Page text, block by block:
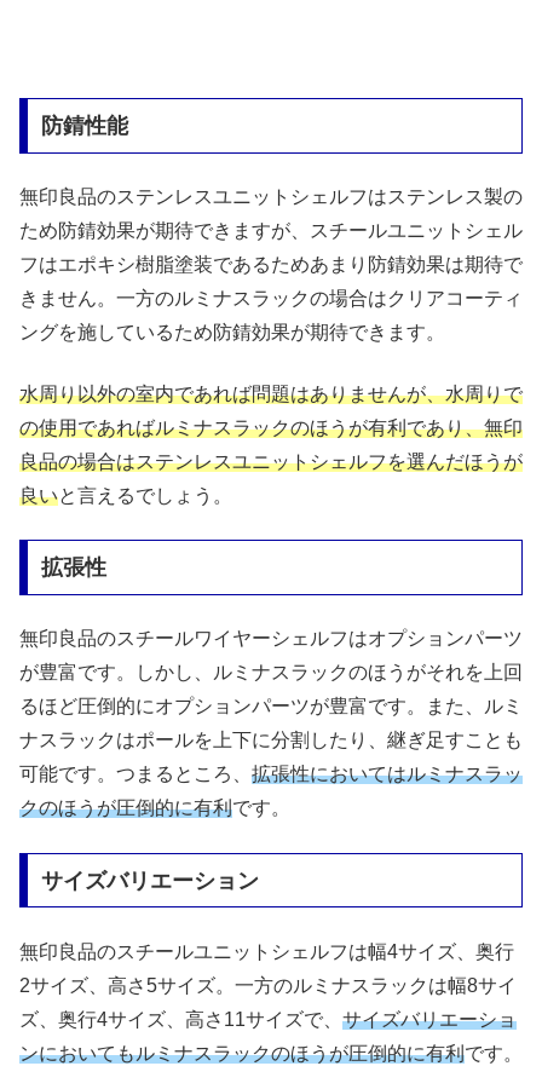
防錆性能
無印良品のステンレスユニットシェルフはステンレス製の
ため防錆効果が期待できますが、スチールユニットシェル
フはエポキシ樹脂塗装であるためあまり防錆効果は期待で
きません。一方のルミナスラックの場合はクリアコーティ
ングを施しているため防錆効果が期待できます。
水周り以外の室内であれば問題はありませんが、水周りで
の使用であればルミナスラックのほうが有利であり、無印
良品の場合はステンレスユニットシェルフを選んだほうが
良いと言えるでしょう。
拡張性
無印良品のスチールワイヤーシェルフはオプションパーツ
が豊富です。しかし、ルミナスラックのほうがそれを上回
るほど圧倒的にオプションパーツが豊富です。また、ルミ
ナスラックはポールを上下に分割したり、継ぎ足すことも
可能です。つまるところ、 拡張性においてはルミナスラッ
クのほうが圧倒的に有利です。
サイズバリエーション
無印良品のスチールユニットシェルフは幅4サイズ、奥行
2サイズ、高さ5サイズ。一方のルミナスラックは幅8サイ
ズ、奥行4サイズ、高さ11サイズで、 サイズバリエーショ
ンにおいてもルミナスラックのほうが圧倒的に有利です。